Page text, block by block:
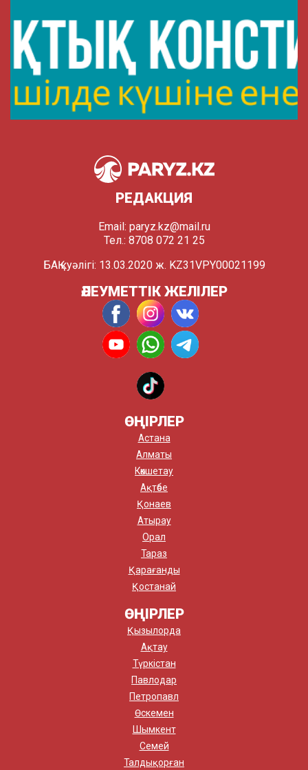
РЕДАКЦИЯ
Email: paryz.kz@mail.ru
Тел.: 8708 072 21 25
БАҚ куәлігі: 13.03.2020 ж. KZ31VPY00021199
ӘЛЕУМЕТТІК ЖЕЛІЛЕР
ӨҢІРЛЕР
Астана
Алматы
Көкшетау
Ақтөбе
Қонаев
Атырау
Орал
Тараз
Қарағанды
Қостанай
ӨҢІРЛЕР
Қызылорда
Ақтау
Түркістан
Павлодар
Петропавл
Өскемен
Шымкент
Семей
Талдықорған